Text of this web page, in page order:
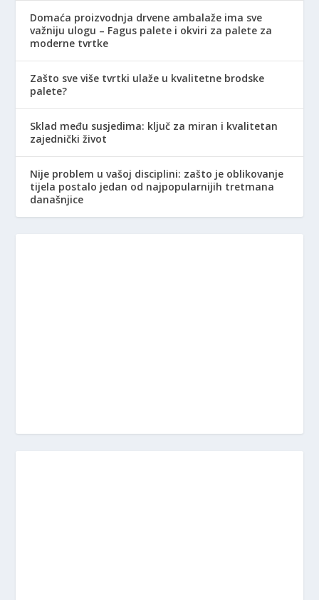
Domaća proizvodnja drvene ambalaže ima sve
važniju ulogu – Fagus palete i okviri za palete za
moderne tvrtke
Zašto sve više tvrtki ulaže u kvalitetne brodske
palete?
Sklad među susjedima: ključ za miran i kvalitetan
zajednički život
Nije problem u vašoj disciplini: zašto je oblikovanje
tijela postalo jedan od najpopularnijih tretmana
današnjice